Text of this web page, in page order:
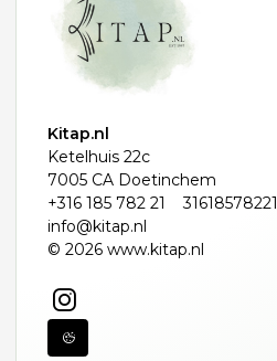
Kitap.nl
Ketelhuis 22c
7005 CA Doetinchem
+316 185 782 21
31618578221
info@kitap.nl
© 2026 www.kitap.nl